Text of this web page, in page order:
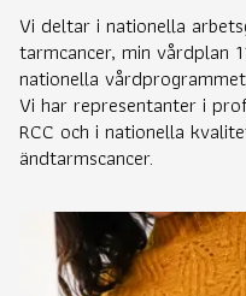
Vi deltar i nationella
tarmcancer, min vårdplan
nationella
Vi har representanter i
RCC och i nationella
ändtarmscancer.